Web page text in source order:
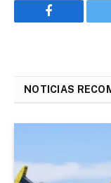
Facebook
NOTICIAS